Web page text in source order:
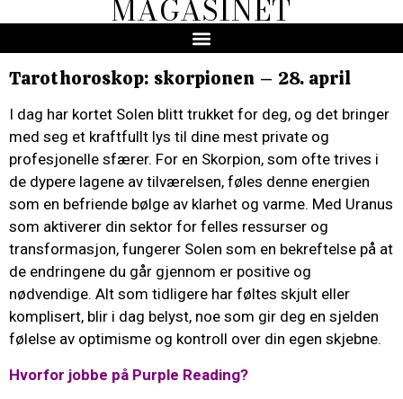
MAGASINET
Tarothoroskop: skorpionen – 28. april
I dag har kortet Solen blitt trukket for deg, og det bringer
med seg et kraftfullt lys til dine mest private og
profesjonelle sfærer. For en Skorpion, som ofte trives i
de dypere lagene av tilværelsen, føles denne energien
som en befriende bølge av klarhet og varme. Med Uranus
som aktiverer din sektor for felles ressurser og
transformasjon, fungerer Solen som en bekreftelse på at
de endringene du går gjennom er positive og
nødvendige. Alt som tidligere har føltes skjult eller
komplisert, blir i dag belyst, noe som gir deg en sjelden
følelse av optimisme og kontroll over din egen skjebne.
Hvorfor jobbe på Purple Reading?